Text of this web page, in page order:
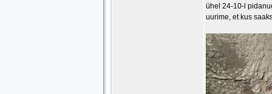
ühel 24-10-l
uurime, et kus